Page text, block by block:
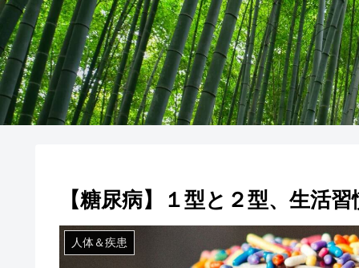
【糖尿病】１型と２型、生活
人体＆疾患